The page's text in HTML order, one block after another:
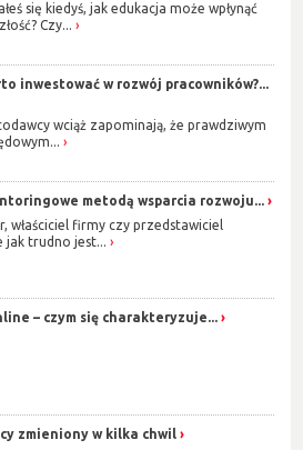
się kiedyś, jak edukacja może wpłynąć
Czy...
inwestować w rozwój pracowników?...
wciąż zapominają, że prawdziwym
metodą wsparcia rozwoju...
właściciel firmy czy przedstawiciel
jak trudno jest...
– czym się charakteryzuje...
zmieniony w kilka chwil